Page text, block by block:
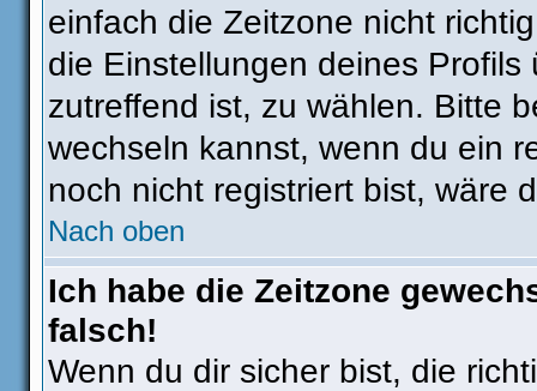
einfach die Zeitzone nicht
die Einstellungen deines
zutreffend ist, zu wählen. Bitte
wechseln kannst, wenn du ein
noch nicht registriert bist, wäre
Nach oben
Ich habe die Zeitzone
falsch!
Wenn du dir sicher bist, die